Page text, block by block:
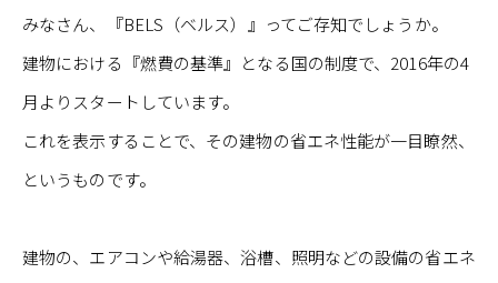
みなさん、『BELS（ベルス）』ってご存知でしょうか。
建物における『燃費の基準』となる国の制度で、2016年の4
月よりスタートしています。
これを表示することで、その建物の省エネ性能が一目瞭然、
というものです。
建物の、エアコンや給湯器、浴槽、照明などの設備の省エネ